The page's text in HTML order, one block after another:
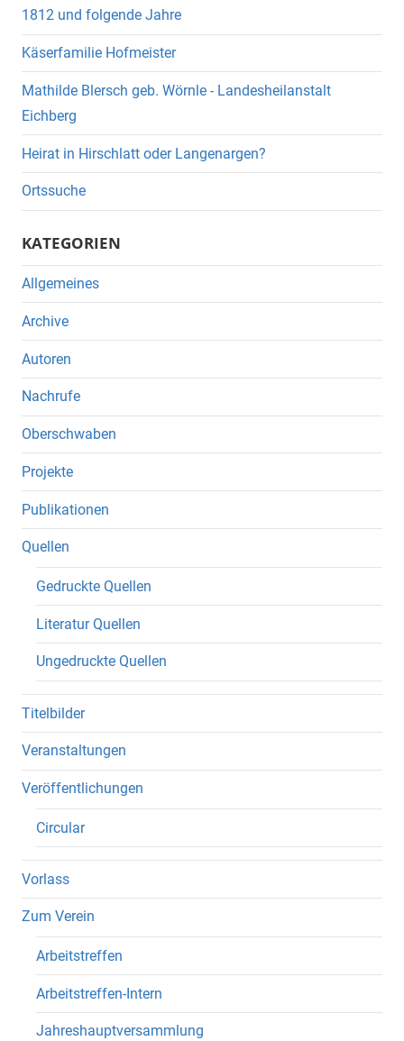
1812 und folgende Jahre
Käserfamilie Hofmeister
Mathilde Blersch geb. Wörnle - Landesheilanstalt
Eichberg
Heirat in Hirschlatt oder Langenargen?
Ortssuche
KATEGORIEN
Allgemeines
Archive
Autoren
Nachrufe
Oberschwaben
Projekte
Publikationen
Quellen
Gedruckte Quellen
Literatur Quellen
Ungedruckte Quellen
Titelbilder
Veranstaltungen
Veröffentlichungen
Circular
Vorlass
Zum Verein
Arbeitstreffen
Arbeitstreffen-Intern
Jahreshauptversammlung